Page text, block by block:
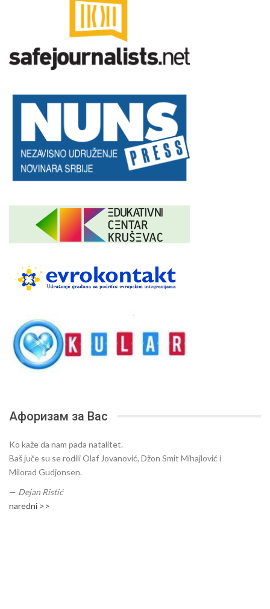
Афоризам за Вас
Ko kaže da nam pada natalitet.
Baš juče su se rodili Olaf Jovanović, Džon Smit Mihajlović i
Milorad Gudjonsen.
— Dejan Ristić
naredni >>